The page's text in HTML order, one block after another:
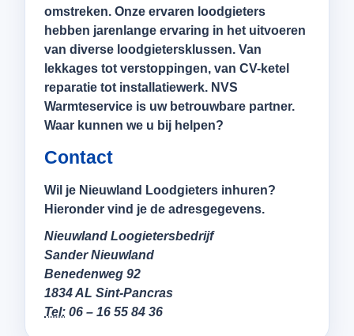
omstreken. Onze ervaren loodgieters
hebben jarenlange ervaring in het uitvoeren
van diverse loodgietersklussen. Van
lekkages tot verstoppingen, van CV-ketel
reparatie tot installatiewerk. NVS
Warmteservice is uw betrouwbare partner.
Waar kunnen we u bij helpen?
Contact
Wil je Nieuwland Loodgieters inhuren?
Hieronder vind je de adresgegevens.
Nieuwland Loogietersbedrijf
Sander Nieuwland
Benedenweg 92
1834 AL Sint-Pancras
Tel: 06 – 16 55 84 36